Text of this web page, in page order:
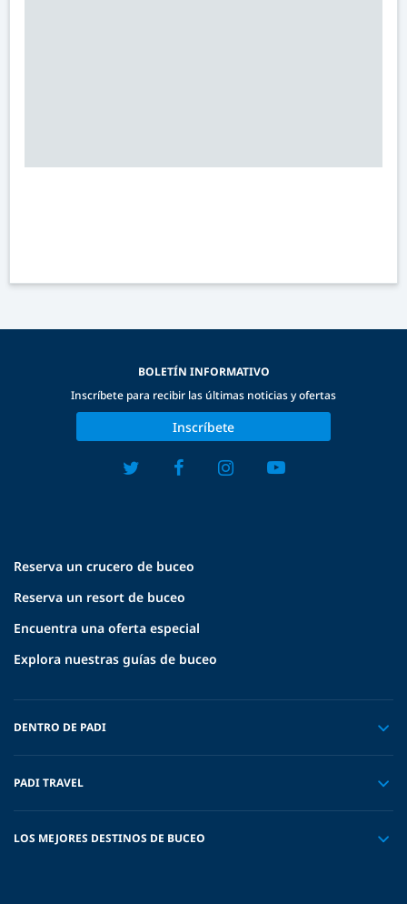
Reserva un crucero de buceo
Reserva un resort de buceo
Encuentra una oferta especial
Explora nuestras guías de buceo
DENTRO DE PADI
PADI TRAVEL
LOS MEJORES DESTINOS DE BUCEO
BOLETÍN INFORMATIVO
Inscríbete para recibir las últimas noticias y ofertas
Inscríbete